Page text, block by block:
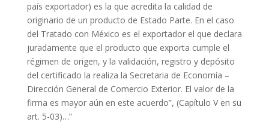
país exportador) es la que acredita la calidad de
originario de un producto de Estado Parte. En el caso
del Tratado con México es el exportador el que declara
juradamente que el producto que exporta cumple el
régimen de origen, y la validación, registro y depósito
del certificado la realiza la Secretaria de Economía –
Dirección General de Comercio Exterior. El valor de la
firma es mayor aún en este acuerdo”, (Capítulo V en su
art. 5-03)…”